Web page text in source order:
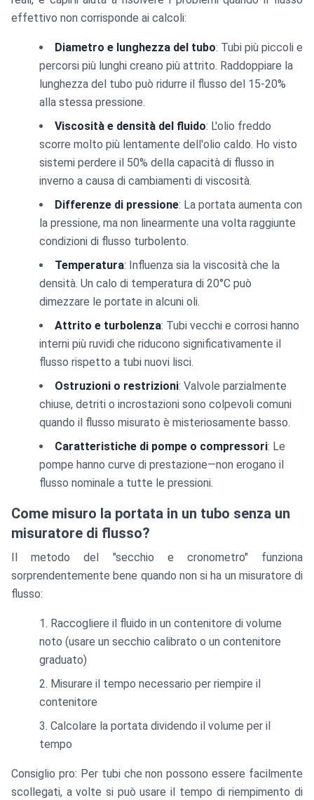
effettivo non corrisponde ai calcoli:
Diametro e lunghezza del tubo: Tubi più piccoli e
percorsi più lunghi creano più attrito. Raddoppiare la
lunghezza del tubo può ridurre il flusso del 15-20%
alla stessa pressione.
Viscosità e densità del fluido: L'olio freddo
scorre molto più lentamente dell'olio caldo. Ho visto
sistemi perdere il 50% della capacità di flusso in
inverno a causa di cambiamenti di viscosità.
Differenze di pressione: La portata aumenta con
la pressione, ma non linearmente una volta raggiunte
condizioni di flusso turbolento.
Temperatura: Influenza sia la viscosità che la
densità. Un calo di temperatura di 20°C può
dimezzare le portate in alcuni oli.
Attrito e turbolenza: Tubi vecchi e corrosi hanno
interni più ruvidi che riducono significativamente il
flusso rispetto a tubi nuovi lisci.
Ostruzioni o restrizioni: Valvole parzialmente
chiuse, detriti o incrostazioni sono colpevoli comuni
quando il flusso misurato è misteriosamente basso.
Caratteristiche di pompe o compressori: Le
pompe hanno curve di prestazione—non erogano il
flusso nominale a tutte le pressioni.
Come misuro la portata in un tubo senza un
misuratore di flusso?
Il metodo del "secchio e cronometro" funziona
sorprendentemente bene quando non si ha un misuratore di
flusso:
Raccogliere il fluido in un contenitore di volume
noto (usare un secchio calibrato o un contenitore
graduato)
Misurare il tempo necessario per riempire il
contenitore
Calcolare la portata dividendo il volume per il
tempo
Consiglio pro: Per tubi che non possono essere facilmente
scollegati, a volte si può usare il tempo di riempimento di